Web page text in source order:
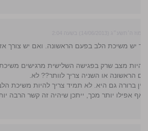
יש משיכת הלב בפעם הראשונה. ואם יש צורך
להיות מצב שרק בפגישה השלישית מרגישים
הראשונה או השניה צריך לוותר?? לא.
ברורה גם היא. לא תמיד צריך להיות משיכת
אפילו יותר מכך, ייתכן שיהיה זה קשר הרבה